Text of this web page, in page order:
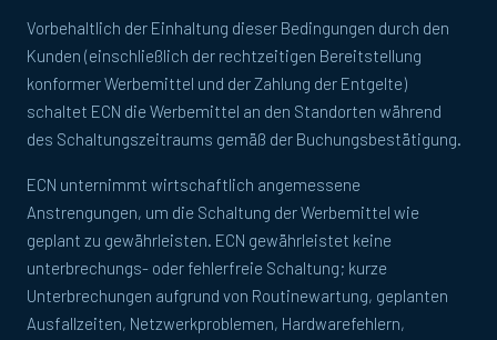
Vorbehaltlich der Einhaltung dieser Bedingungen durch den
Kunden (einschließlich der rechtzeitigen Bereitstellung
konformer Werbemittel und der Zahlung der Entgelte)
schaltet ECN die Werbemittel an den Standorten während
des Schaltungszeitraums gemäß der Buchungsbestätigung.
ECN unternimmt wirtschaftlich angemessene
Anstrengungen, um die Schaltung der Werbemittel wie
geplant zu gewährleisten. ECN gewährleistet keine
unterbrechungs- oder fehlerfreie Schaltung; kurze
Unterbrechungen aufgrund von Routinewartung, geplanten
Ausfallzeiten, Netzwerkproblemen, Hardwarefehlern,